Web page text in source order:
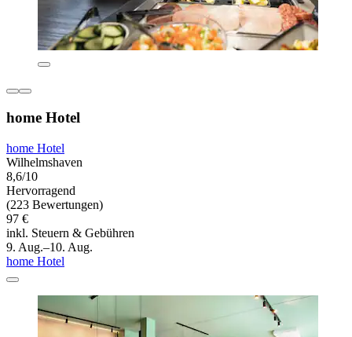
home Hotel
home Hotel
Wilhelmshaven
8,6/10
Hervorragend
(223 Bewertungen)
97 €
inkl. Steuern & Gebühren
9. Aug.–10. Aug.
home Hotel